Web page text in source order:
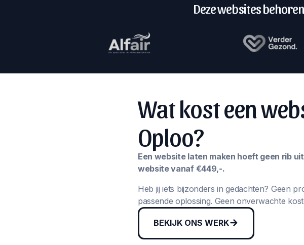
Deze websites
Wat kost een
Oploo?
Een website laten maken hoeft geen rib
website vanaf €449,-.
Heb jij iets bijzonders in gedachten? Geen
passende oplossing. Geen onverwachte
BEKIJK ONS WERK